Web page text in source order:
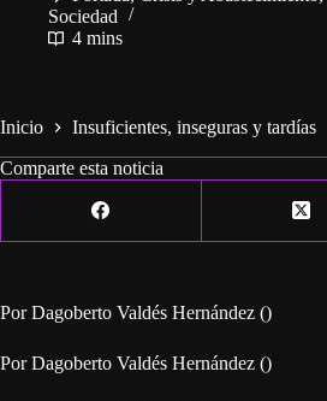
Sociedad
4 mins
Inicio
Insuficientes, inseguras y tardías
Comparte esta noticia
Por Dagoberto Valdés Hernández ()
Por Dagoberto Valdés Hernández ()